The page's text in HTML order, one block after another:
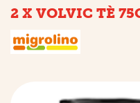
2 X VOLVIC TÈ